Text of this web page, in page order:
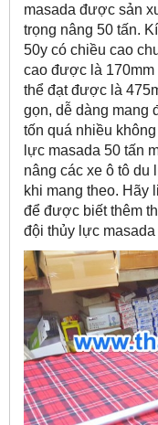
masada được sản
trọng nâng 50 tấn.
50y có chiều cao
cao được là 170mm
thể đạt được là
gọn, dễ dàng mang
tốn quá nhiều
lực masada 50 tấn
nâng các xe ô tô du
khi mang theo. Hãy
để được biết thêm
đội thủy lực masada